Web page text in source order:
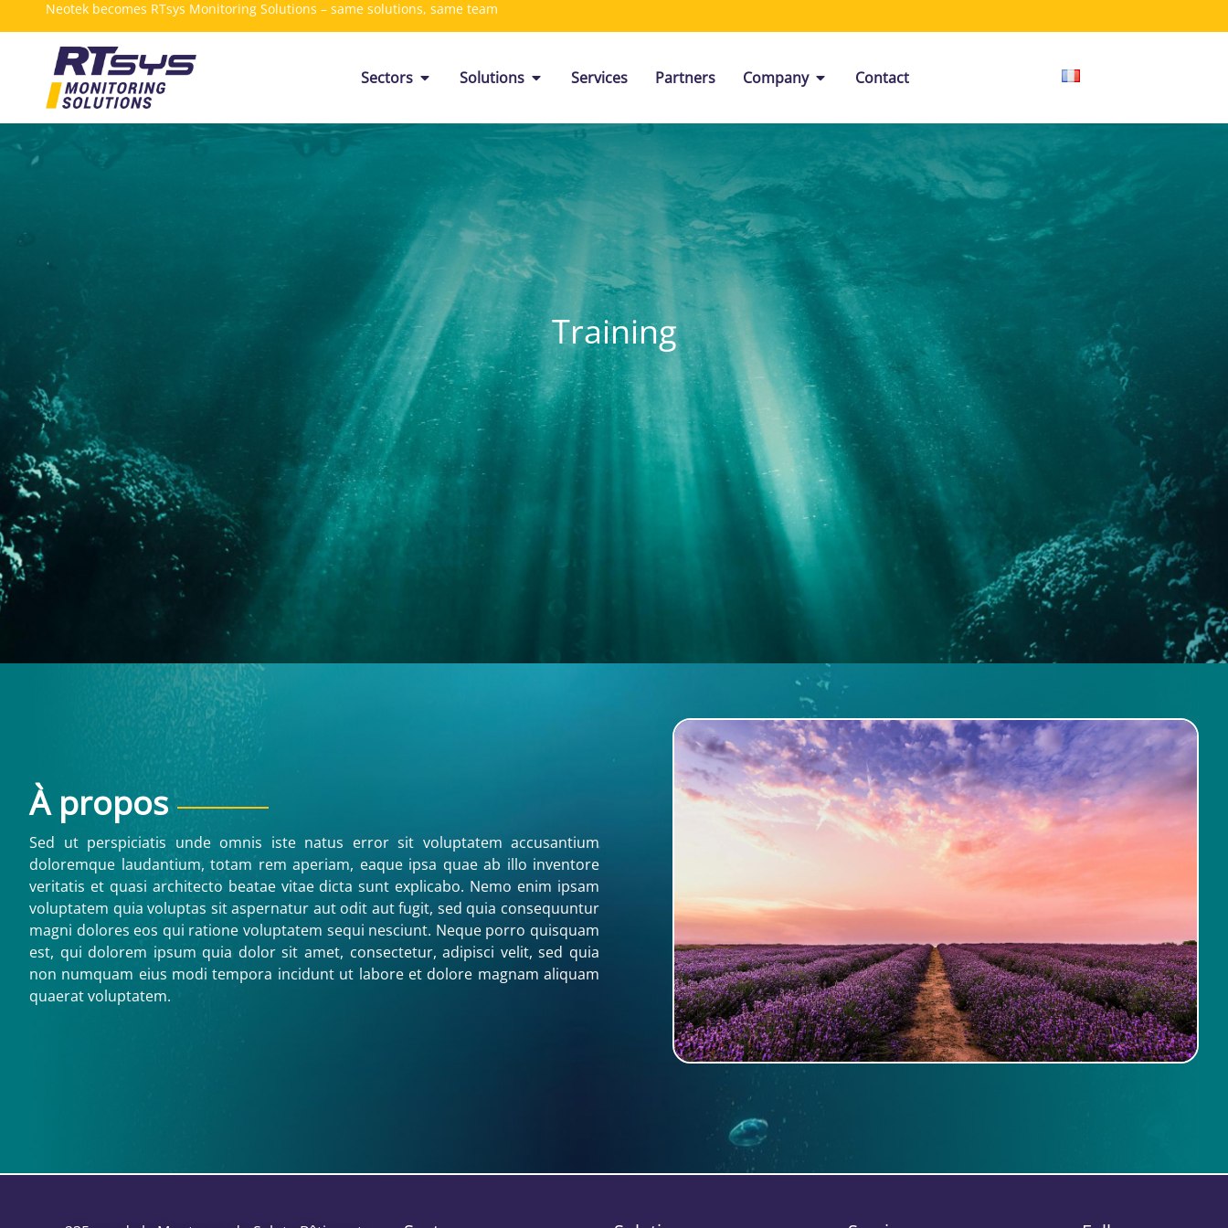
Neotek becomes RTsys Monitoring Solutions – same solutions, same team
Sectors Solutions Services Partners Company Contact
Training
À propos
Sed ut perspiciatis unde omnis iste natus error sit voluptatem accusantium
doloremque laudantium, totam rem aperiam, eaque ipsa quae ab illo inventore
veritatis et quasi architecto beatae vitae dicta sunt explicabo. Nemo enim ipsam
voluptatem quia voluptas sit aspernatur aut odit aut fugit, sed quia consequuntur
magni dolores eos qui ratione voluptatem sequi nesciunt. Neque porro quisquam
est, qui dolorem ipsum quia dolor sit amet, consectetur, adipisci velit, sed quia
non numquam eius modi tempora incidunt ut labore et dolore magnam aliquam
quaerat voluptatem.